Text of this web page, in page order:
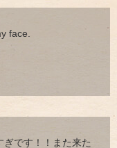
face.
です！！また来た